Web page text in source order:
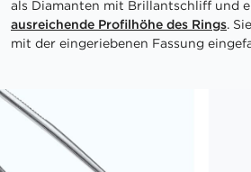
als Diamanten mit Brillantschliff und
ausreichende Profilhöhe des Rings.
mit der eingeriebenen Fassung